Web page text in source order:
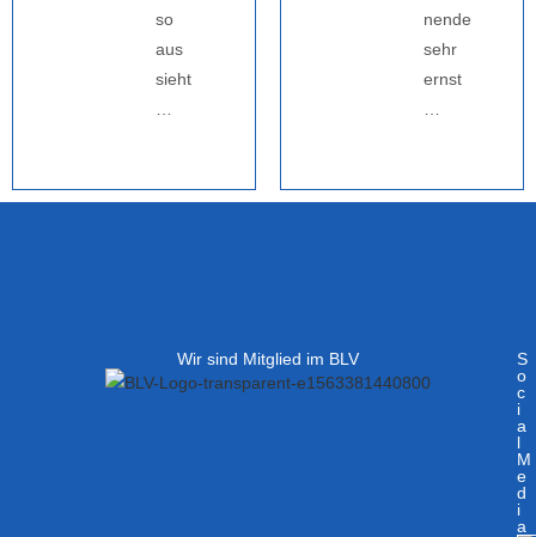
so
aus
sieht
nende
sehr
ernst
Wir sind Mitglied im BLV
S
o
c
i
a
l
M
e
d
i
a